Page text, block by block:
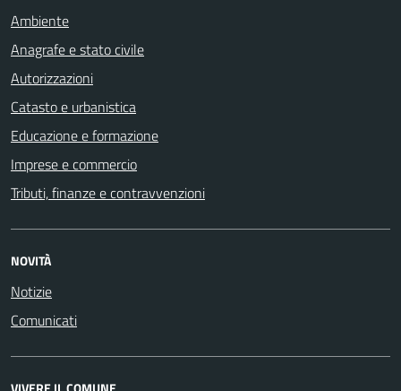
Ambiente
Anagrafe e stato civile
Autorizzazioni
Catasto e urbanistica
Educazione e formazione
Imprese e commercio
Tributi, finanze e contravvenzioni
NOVITÀ
Notizie
Comunicati